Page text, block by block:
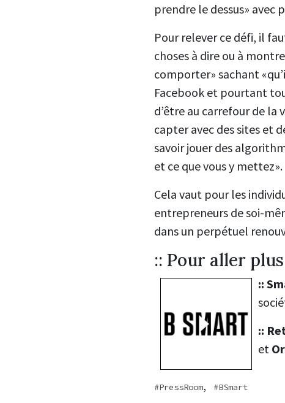
prendre le dessus» avec
Pour relever ce défi, il
choses à dire ou à
comporter» sachant
Facebook et pourtant
d’être au carrefour de la
capter avec des sites et
savoir jouer des
et ce que vous y mettez».
Cela vaut pour les
entrepreneurs de soi-
dans un perpétuel
:: Pour aller
::
::
et
PressRoom, BSmart